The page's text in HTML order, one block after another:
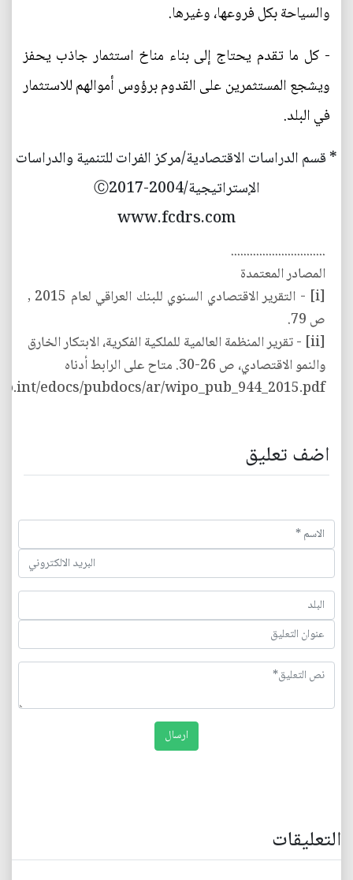
والسياحة بكل فروعها، وغيرها.
- كل ما تقدم يحتاج إلى بناء مناخ استثمار جاذب يحفز
ويشجع المستثمرين على القدوم برؤوس أموالهم للاستثمار
في البلد.
* قسم الدراسات الاقتصادية/مركز الفرات للتنمية والدراسات
الإستراتيجية/2004-Ⓒ2017
www.fcdrs.com
..............................
المصادر المعتمدة
[i] - التقرير الاقتصادي السنوي للبنك العراقي لعام 2015 ,
ص 79.
[ii] - تقرير المنظمة العالمية للملكية الفكرية، الابتكار الخارق
والنمو الاقتصادي، ص 26-30. متاح على الرابط أدناه
edocs/pubdocs/ar/wipo_pub_944_2015.pdf
اضف تعليق
التعليقات